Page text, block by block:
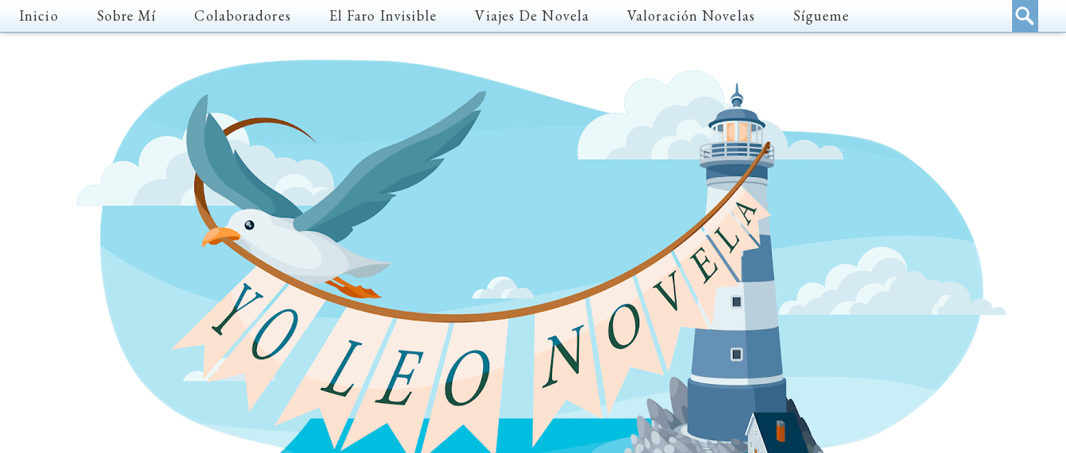
Inicio Sobre Mí Colaboradores El Faro Invisible Viajes De Novela Valoración Novelas Sígueme